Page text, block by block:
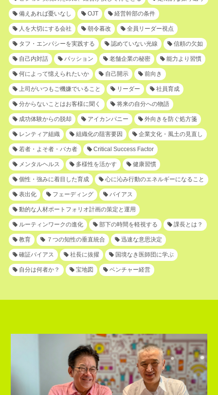
備えあれば憂いなし OJT 経営幹部の条件
人を大切にする会社 朝令暮改 全員リーダー視点
タフ・エンパシーを実践する 認めていない光線 信頼の欠如
自己内対話 パッション 老舗企業の秘密 能力より習慣
何によって憶えられたいか 自己開示 前向き
上司がいつもご機嫌でいること リーダー 社員育成
分からないことはお客様に聞く 将来の自分への物語
成功体験からの脱却 アイカンパニー 外向きを防ぐ処方箋
レンティア組織 組織化の阻害要因 企業文化・風土の見直し
若者・よそ者・バカ者 Critical Success Factor
メンタルヘルス 多様性を活かす 健康習慣
個性・強みに着目した育成 心に沁み行動のエネルギーになること
表出化 フェーディング バイアス
動的な人材ポートフォリオ計画の策定と運用
ルーティンワークの進化 部下の時間を軽視する 課長とは？
教育 ７つの知性の垂直統合 迅速な意思決定
確証バイアス 社長に抜擢 国境なき医師団に学ぶ
自分は何者か？ 宝地図 ベンチャー経営